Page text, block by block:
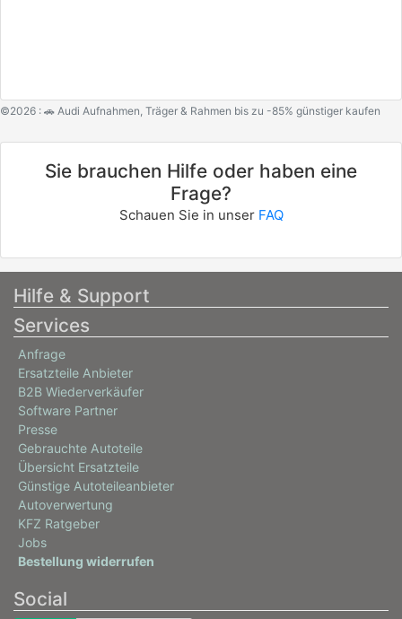
©2026 : 🚗 Audi Aufnahmen, Träger & Rahmen bis zu -85% günstiger kaufen
Sie brauchen Hilfe oder haben eine
Frage?
Schauen Sie in unser FAQ
Hilfe & Support
Services
Anfrage
Ersatzteile Anbieter
B2B Wiederverkäufer
Software Partner
Presse
Gebrauchte Autoteile
Übersicht Ersatzteile
Günstige Autoteileanbieter
Autoverwertung
KFZ Ratgeber
Jobs
Bestellung widerrufen
Social